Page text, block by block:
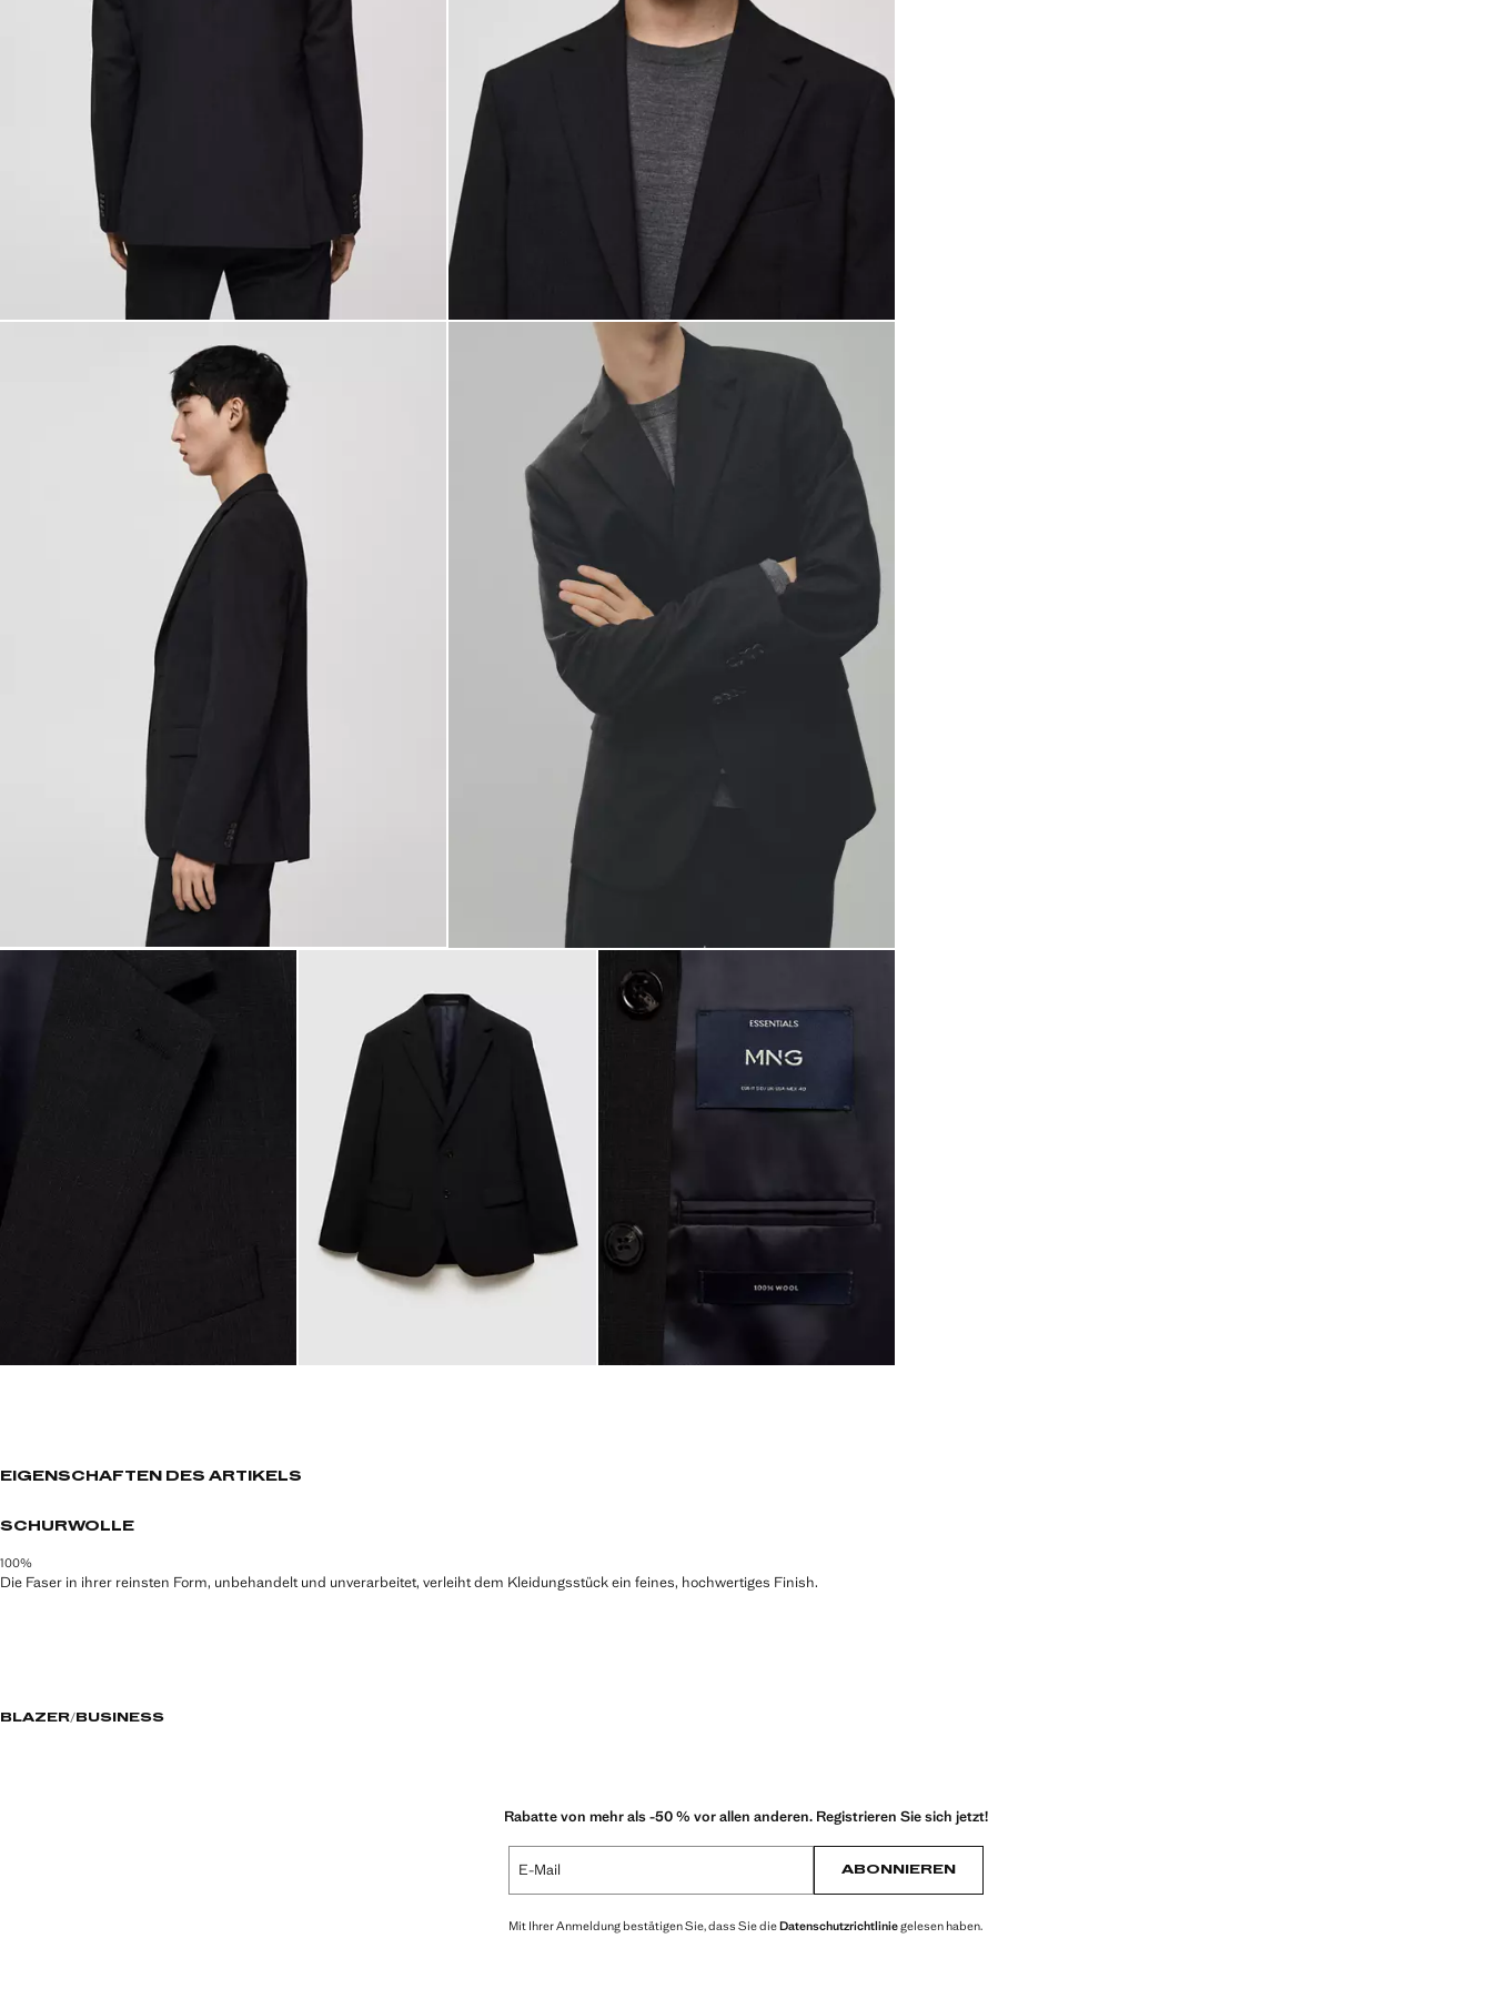
EIGENSCHAFTEN DES ARTIKELS
SCHURWOLLE
100%
Die Faser in ihrer reinsten Form, unbehandelt und unverarbeitet, verleiht dem Kleidungsstück ein feines, hochwertiges Finish.
BLAZER BUSINESS
Rabatte von mehr als -50 % vor allen anderen. Registrieren Sie sich jetzt!
E-Mail ABONNIEREN
Mit Ihrer Anmeldung bestätigen Sie, dass Sie dieDatenschutzrichtliniegelesen haben.